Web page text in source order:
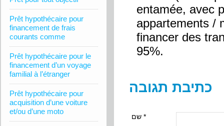
Prêt hypothécaire pour
financement de frais
courants comme
Prêt hypothécaire pour le
financement d’un voyage
familial à l’étranger
Prêt hypothécaire pour
acquisition d’une voiture
et/ou d’une moto
entamée, avec
appartements /
financer des
95%.
כתיבת תגובה
שם *